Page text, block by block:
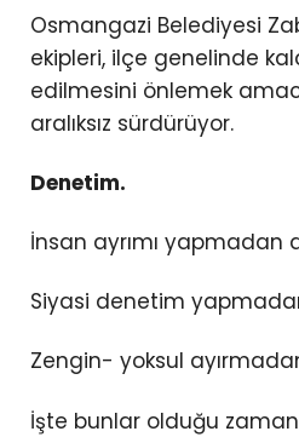
Osmangazi Belediyesi
ekipleri, ilçe genelinde
edilmesini önlemek
aralıksız sürdürüyor.
Denetim.
İnsan ayrımı yapmadan
Siyasi denetim
Zengin- yoksul
İşte bunlar olduğu